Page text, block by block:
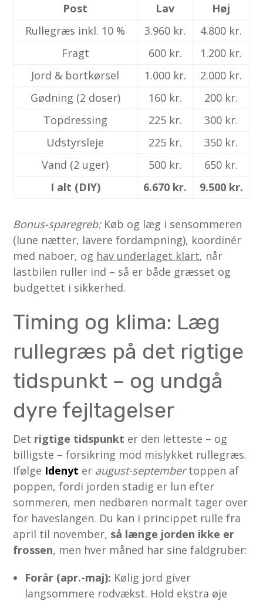
Post
Lav
Høj
Rullegræs inkl. 10 %
3.960 kr.
4.800 kr.
Fragt
600 kr.
1.200 kr.
Jord & bortkørsel
1.000 kr.
2.000 kr.
Gødning (2 doser)
160 kr.
200 kr.
Topdressing
225 kr.
300 kr.
Udstyrsleje
225 kr.
350 kr.
Vand (2 uger)
500 kr.
650 kr.
I alt (DIY)
6.670 kr. 9.500 kr.
Bonus-sparegreb:Køb og læg i sensommeren
(lune nætter, lavere fordampning), koordinér
med naboer, og hav underlaget klart, når
lastbilen ruller ind – så er både græsset og
budgettet i sikkerhed.
Timing og klima: Læg
rullegræs på det rigtige
tidspunkt – og undgå
dyre fejltagelser
Det rigtige tidspunkt er den letteste – og
billigste – forsikring mod mislykket rullegræs.
Ifølge Idenyt er august-septembertoppen af
poppen, fordi jorden stadig er lun efter
sommeren, men nedbøren normalt tager over
for haveslangen. Du kan i princippet rulle fra
april til november, så længe jorden ikke er
frossen, men hver måned har sine faldgruber:
Forår (apr.-maj): Kølig jord giver
langsommere rodvækst. Hold ekstra øje